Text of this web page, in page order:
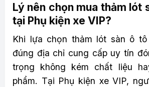
Lý nên chọn mua thảm lót
tại Phụ kiện xe VIP?
Khi lựa chọn thảm lót sàn ô
đúng địa chỉ cung cấp uy tín
trọng không kém chất liệu
phẩm. Tại Phụ kiện xe VIP,